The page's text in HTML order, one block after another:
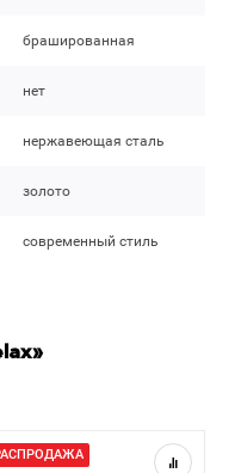
брашированная
нет
нержавеющая сталь
золото
современный стиль